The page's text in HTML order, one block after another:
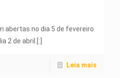
abertas no dia 5 de fevereiro
2 de abril.[:]
Leia mais